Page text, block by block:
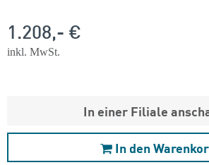
1.208,- €
inkl. MwSt.
In einer Filiale
In den